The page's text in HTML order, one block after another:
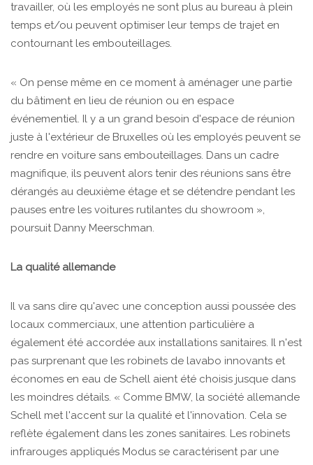
travailler, où les employés ne sont plus au bureau à plein
temps et/ou peuvent optimiser leur temps de trajet en
contournant les embouteillages.
« On pense même en ce moment à aménager une partie
du bâtiment en lieu de réunion ou en espace
événementiel. Il y a un grand besoin d'espace de réunion
juste à l'extérieur de Bruxelles où les employés peuvent se
rendre en voiture sans embouteillages. Dans un cadre
magnifique, ils peuvent alors tenir des réunions sans être
dérangés au deuxième étage et se détendre pendant les
pauses entre les voitures rutilantes du showroom »,
poursuit Danny Meerschman.
La qualité allemande
Il va sans dire qu'avec une conception aussi poussée des
locaux commerciaux, une attention particulière a
également été accordée aux installations sanitaires. Il n'est
pas surprenant que les robinets de lavabo innovants et
économes en eau de Schell aient été choisis jusque dans
les moindres détails. « Comme BMW, la société allemande
Schell met l'accent sur la qualité et l'innovation. Cela se
reflète également dans les zones sanitaires. Les robinets
infrarouges appliqués Modus se caractérisent par une